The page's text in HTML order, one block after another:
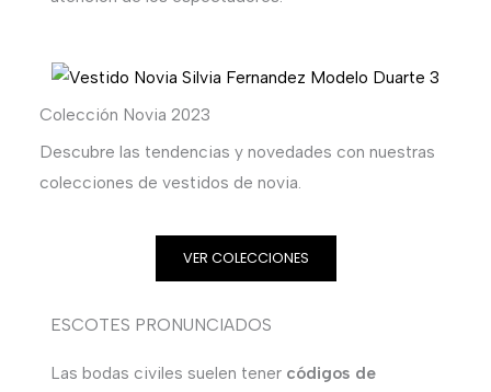
Colección Novia 2023
Descubre las tendencias y novedades con nuestras
colecciones de vestidos de novia.
VER COLECCIONES
ESCOTES PRONUNCIADOS
Las bodas civiles suelen tener códigos de